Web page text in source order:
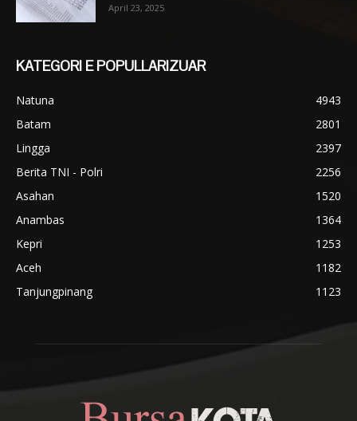
April 23, 2025
KATEGORI E POPULLARIZUAR
Natuna
4943
Batam
2801
Lingga
2397
Berita TNI - Polri
2256
Asahan
1520
Anambas
1364
Kepri
1253
Aceh
1182
Tanjungpinang
1123